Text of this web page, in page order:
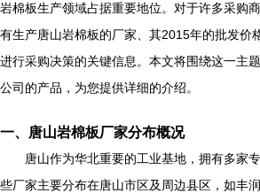
岩棉板生产领域占据重要地位。对于许多采购
有生产唐山岩棉板的厂家、其2015年的批发价
进行采购决策的关键信息。本文将围绕这一主
公司的产品，为您提供详细的介绍。
一、唐山岩棉板厂家分布概况
唐山作为华北重要的工业基地，拥有多家
些厂家主要分布在唐山市区及周边县区，如丰